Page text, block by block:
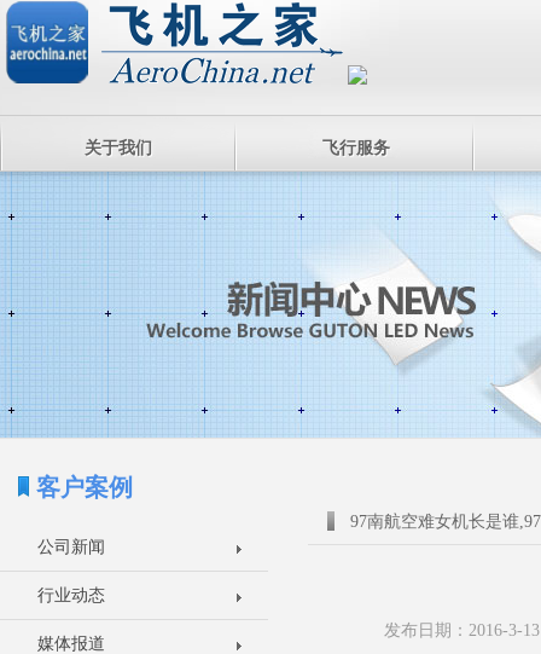
关于我们 飞行服务
客户案例
公司新闻
行业动态
媒体报道
97南航空难女机长是谁
发布日期：2016-3-